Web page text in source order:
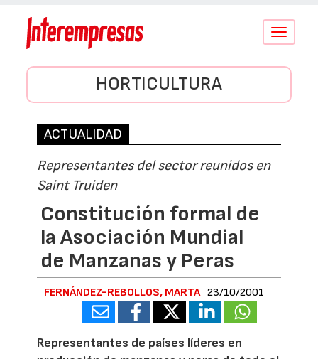
Conmutar
HORTICULTURA
ACTUALIDAD
Representantes del sector reunidos en
Saint Truiden
Constitución formal de
la Asociación Mundial
de Manzanas y Peras
FERNÁNDEZ-REBOLLOS, MARTA 23/10/2001
Representantes de países líderes en